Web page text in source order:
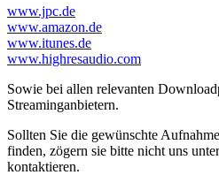
www.jpc.de
www.amazon.de
www.itunes.de
www.highresaudio.com
Sowie bei allen relevanten
Streaminganbietern.
Sollten Sie die gewünschte
finden, zögern sie bitte nicht uns
kontaktieren.